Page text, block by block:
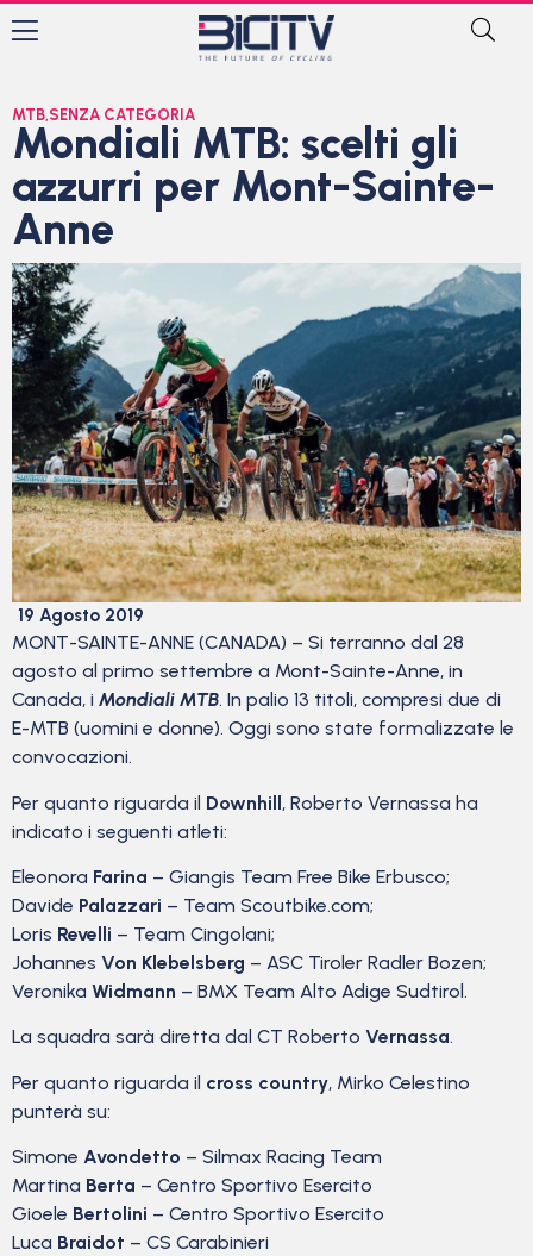
MTB,SENZA CATEGORIA
Mondiali MTB: scelti gli
azzurri per Mont-Sainte-
Anne
19 Agosto 2019
MONT-SAINTE-ANNE (CANADA) – Si terranno dal 28
agosto al primo settembre a Mont-Sainte-Anne, in
Canada, i Mondiali MTB. In palio 13 titoli, compresi due di
E-MTB (uomini e donne). Oggi sono state formalizzate le
convocazioni.
Per quanto riguarda il Downhill, Roberto Vernassa ha
indicato i seguenti atleti:
Eleonora Farina – Giangis Team Free Bike Erbusco;
Davide Palazzari – Team Scoutbike.com;
Loris Revelli – Team Cingolani;
Johannes Von Klebelsberg – ASC Tiroler Radler Bozen;
Veronika Widmann – BMX Team Alto Adige Sudtirol.
La squadra sarà diretta dal CT Roberto Vernassa.
Per quanto riguarda il cross country, Mirko Celestino
punterà su:
Simone Avondetto – Silmax Racing Team
Martina Berta – Centro Sportivo Esercito
Gioele Bertolini – Centro Sportivo Esercito
Luca Braidot – CS Carabinieri